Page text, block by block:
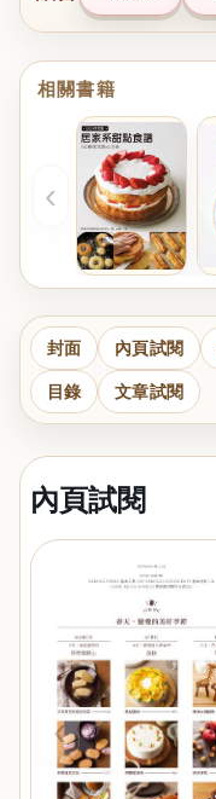
相關書籍
‹
封面 內頁試閱
目錄 文章試閱
內頁試閱
‹